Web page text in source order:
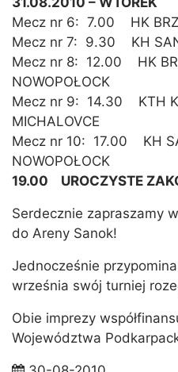
Mecz nr 6: 7.00 HK
Mecz nr 7: 9.30 KH
Mecz nr 8: 12.00 HK
NOWOPOŁOCK
Mecz nr 9: 14.30 KTH
MICHALOVCE
Mecz nr 10: 17.00 KH
NOWOPOŁOCK
19.00 UROCZYSTE
Serdecznie zapraszamy
do Areny Sanok!
Jednocześnie
września swój turniej
Obie imprezy
Województwa